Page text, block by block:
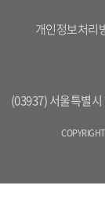
개인정보처리
(03937) 서울특별